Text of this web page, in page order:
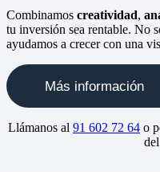
Combinamos creatividad,
tu inversión sea rentable. No
ayudamos a crecer con una
Más información
Llámanos al 91 602 72 64 o